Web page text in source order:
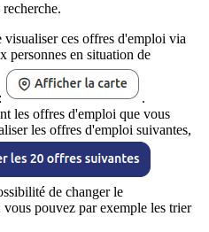
ces offres d'emploi via
personnes en situation de
.
les offres d'emploi que vous
les offres d'emploi suivantes,
de changer le
vous pouvez par exemple les trier